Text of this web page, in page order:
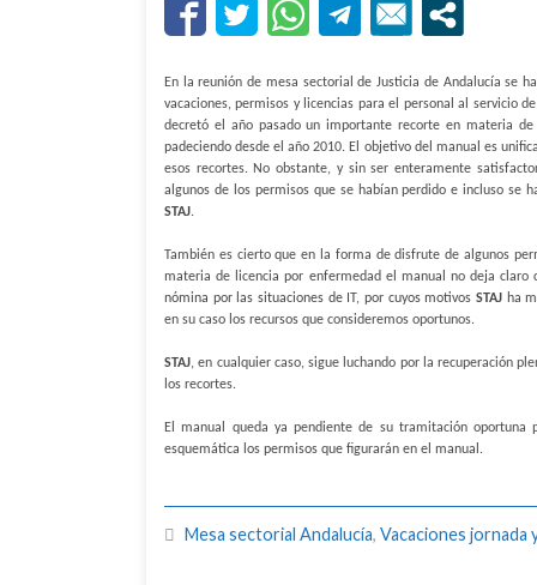
En la reunión de mesa sectorial de Justicia de Andalucía se
vacaciones, permisos y licencias para el personal al servicio
decretó el año pasado un importante recorte en materia
padeciendo desde el año 2010. El objetivo del manual es
esos recortes. No obstante, y sin ser enteramente
algunos de los permisos que se habían perdido e incluso se
STAJ.
También es cierto que en la forma de disfrute de algunos
materia de licencia por enfermedad el manual no deja claro
nómina por las situaciones de IT, por cuyos motivos STAJha
en su caso los recursos que consideremos oportunos.
STAJ, en cualquier caso, sigue luchando por la recuperación
los recortes.
El manual queda ya pendiente de su tramitación
esquemática los permisos que figurarán en el manual.
Mesa sectorial Andalucía, Vacaciones jornada